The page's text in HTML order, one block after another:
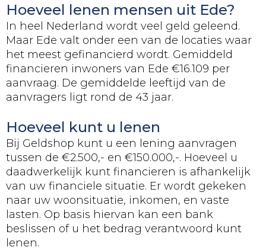
Hoeveel lenen mensen uit Ede?
In heel Nederland wordt veel geld geleend.
Maar Ede valt onder een van de locaties waar
het meest gefinancierd wordt. Gemiddeld
financieren inwoners van Ede €16.109 per
aanvraag. De gemiddelde leeftijd van de
aanvragers ligt rond de 43 jaar.
Hoeveel kunt u lenen
Bij Geldshop kunt u een lening aanvragen
tussen de €2.500,- en €150.000,-. Hoeveel u
daadwerkelijk kunt financieren is afhankelijk
van uw financiele situatie. Er wordt gekeken
naar uw woonsituatie, inkomen, en vaste
lasten. Op basis hiervan kan een bank
beslissen of u het bedrag verantwoord kunt
lenen.